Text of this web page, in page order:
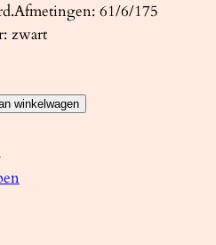
61/6/175
zwart
winkelwagen